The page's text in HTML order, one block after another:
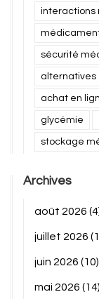
interactions
sécurité
alternatives
achat en
glycémie
stockage
Archives
août 2026
juillet 2026
juin 2026 (10)
mai 2026 (14)